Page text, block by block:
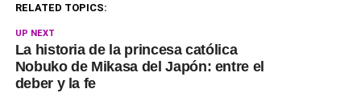
RELATED TOPICS:
UP NEXT
La historia de la princesa católica
Nobuko de Mikasa del Japón: entre el
deber y la fe